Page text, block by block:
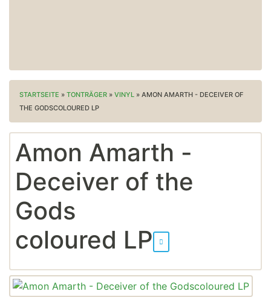
STARTSEITE » TONTRÄGER » VINYL » AMON AMARTH - DECEIVER OF
THE GODSCOLOURED LP
Amon Amarth -
Deceiver of the
Gods
coloured LP